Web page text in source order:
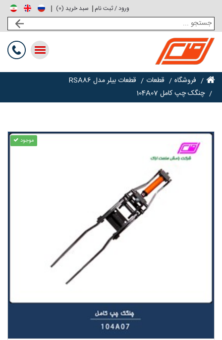
سبد خرید (0
) ورود / ثبت نام
Toggle
فروشگاه
قطعات
قطعات بیلر مدل RSA86
چنگک چپ کامل 104A07
موجود